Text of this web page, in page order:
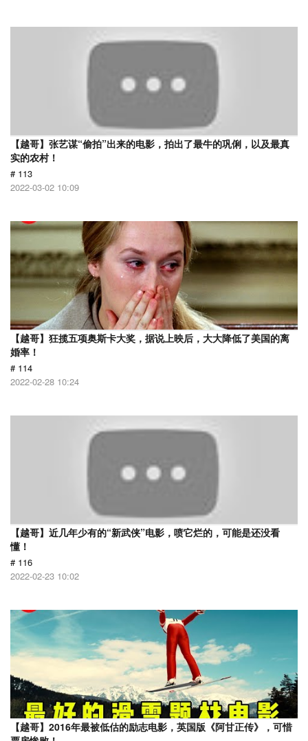
【越哥】张艺谋“偷拍”出来的电影，拍出了最牛的巩俐，以及最真
实的农村！
# 113
2022-03-02 10:09
【越哥】狂揽五项奥斯卡大奖，据说上映后，大大降低了美国的离
婚率！
# 114
2022-02-28 10:24
【越哥】近几年少有的“新武侠”电影，喷它烂的，可能是还没看
懂！
# 116
2022-02-23 10:02
【越哥】2016年最被低估的励志电影，英国版《阿甘正传》，可惜